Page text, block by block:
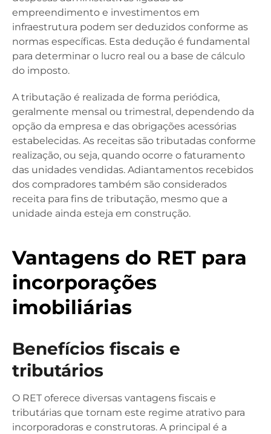
empreendimento e investimentos em
infraestrutura podem ser deduzidos conforme as
normas específicas. Esta dedução é fundamental
para determinar o lucro real ou a base de cálculo
do imposto.
A tributação é realizada de forma periódica,
geralmente mensal ou trimestral, dependendo da
opção da empresa e das obrigações acessórias
estabelecidas. As receitas são tributadas conforme
realização, ou seja, quando ocorre o faturamento
das unidades vendidas. Adiantamentos recebidos
dos compradores também são considerados
receita para fins de tributação, mesmo que a
unidade ainda esteja em construção.
Vantagens do RET para
incorporações
imobiliárias
Benefícios fiscais e
tributários
O RET oferece diversas vantagens fiscais e
tributárias que tornam este regime atrativo para
incorporadoras e construtoras. A principal é a